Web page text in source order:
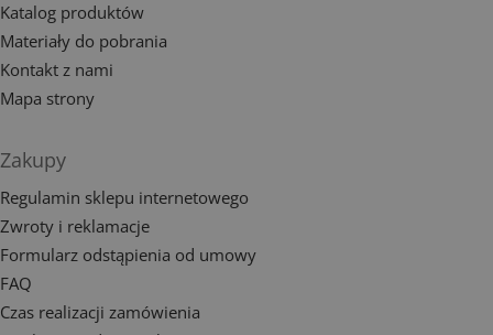
Katalog produktów
Materiały do pobrania
Kontakt z nami
Mapa strony
Zakupy
Regulamin sklepu internetowego
Zwroty i reklamacje
Formularz odstąpienia od umowy
FAQ
Czas realizacji zamówienia